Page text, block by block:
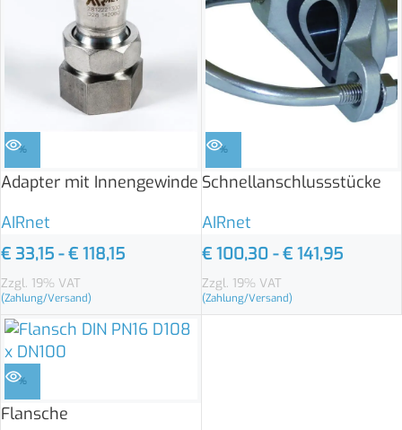
%
Adapter mit Innengewinde
AIRnet
€ 33,15 -€ 118,15
Zzgl. 19% VAT
(Zahlung/Versand)
%
Schnellanschlussstücke
AIRnet
€100,30-€141,95
Zzgl. 19% VAT
(Zahlung/Versand)
%
Flansche